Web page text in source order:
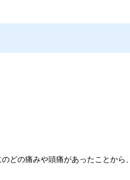
どの痛みや頭痛があったことから